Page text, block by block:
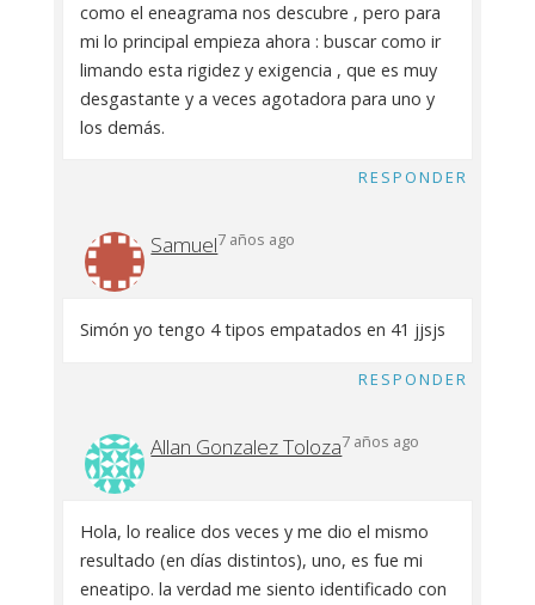
como el eneagrama nos descubre , pero para
mi lo principal empieza ahora : buscar como ir
limando esta rigidez y exigencia , que es muy
desgastante y a veces agotadora para uno y
los demás.
RESPONDER
Samuel7 años ago
Simón yo tengo 4 tipos empatados en 41 jjsjs
RESPONDER
Allan Gonzalez Toloza7 años ago
Hola, lo realice dos veces y me dio el mismo
resultado (en días distintos), uno, es fue mi
eneatipo. la verdad me siento identificado con